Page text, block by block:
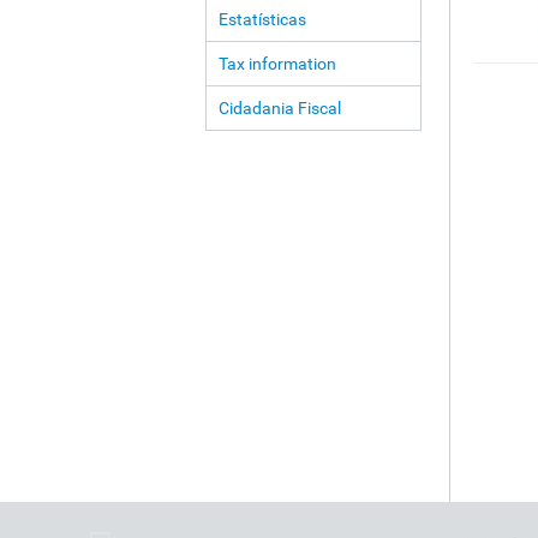
Estatísticas
Tax information
Cidadania Fiscal